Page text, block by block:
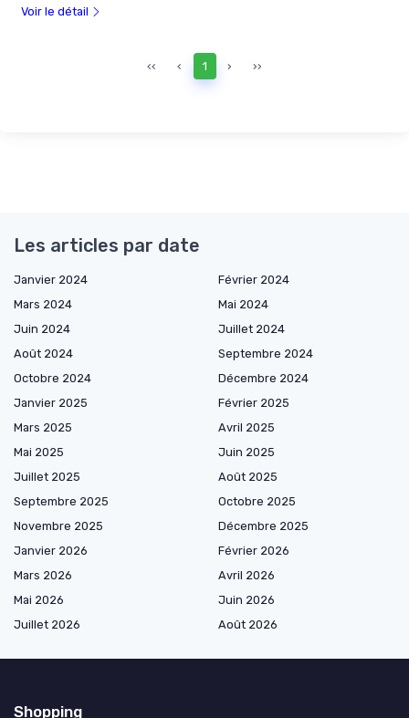
Voir le détail
‹‹ ‹ 1 › ››
Les articles par date
Janvier 2024
Février 2024
Mars 2024
Mai 2024
Juin 2024
Juillet 2024
Août 2024
Septembre 2024
Octobre 2024
Décembre 2024
Janvier 2025
Février 2025
Mars 2025
Avril 2025
Mai 2025
Juin 2025
Juillet 2025
Août 2025
Septembre 2025
Octobre 2025
Novembre 2025
Décembre 2025
Janvier 2026
Février 2026
Mars 2026
Avril 2026
Mai 2026
Juin 2026
Juillet 2026
Août 2026
Shopping